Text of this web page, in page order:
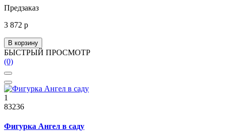
Предзаказ
3 872 р
В корзину
БЫСТРЫЙ ПРОСМОТР
(0)
1
83236
Фигурка Ангел в саду